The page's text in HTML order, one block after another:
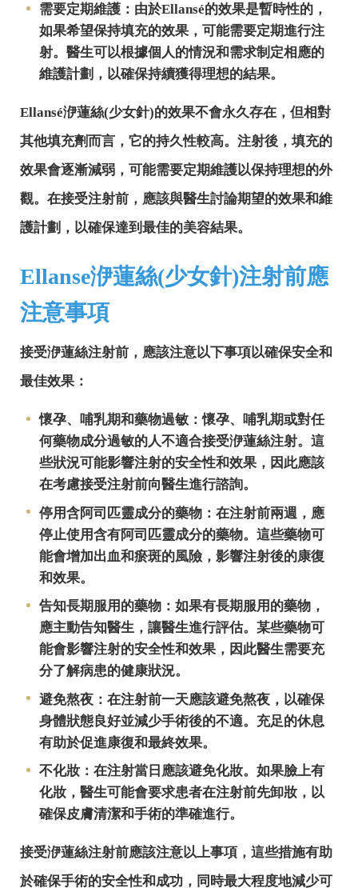
需要定期維護：由於Ellansé的效果是暫時性的，
如果希望保持填充的效果，可能需要定期進行注
射。醫生可以根據個人的情況和需求制定相應的
維護計劃，以確保持續獲得理想的結果。
Ellansé洢蓮絲(少女針)的效果不會永久存在，但相對
其他填充劑而言，它的持久性較高。注射後，填充的
效果會逐漸減弱，可能需要定期維護以保持理想的外
觀。在接受注射前，應該與醫生討論期望的效果和維
護計劃，以確保達到最佳的美容結果。
Ellanse洢蓮絲(少女針)注射前應
注意事項
接受洢蓮絲注射前，應該注意以下事項以確保安全和
最佳效果：
懷孕、哺乳期和藥物過敏：懷孕、哺乳期或對任
何藥物成分過敏的人不適合接受洢蓮絲注射。這
些狀況可能影響注射的安全性和效果，因此應該
在考慮接受注射前向醫生進行諮詢。
停用含阿司匹靈成分的藥物：在注射前兩週，應
停止使用含有阿司匹靈成分的藥物。這些藥物可
能會增加出血和瘀斑的風險，影響注射後的康復
和效果。
告知長期服用的藥物：如果有長期服用的藥物，
應主動告知醫生，讓醫生進行評估。某些藥物可
能會影響注射的安全性和效果，因此醫生需要充
分了解病患的健康狀況。
避免熬夜：在注射前一天應該避免熬夜，以確保
身體狀態良好並減少手術後的不適。充足的休息
有助於促進康復和最終效果。
不化妝：在注射當日應該避免化妝。如果臉上有
化妝，醫生可能會要求患者在注射前先卸妝，以
確保皮膚清潔和手術的準確進行。
接受洢蓮絲注射前應該注意以上事項，這些措施有助
於確保手術的安全性和成功，同時最大程度地減少可